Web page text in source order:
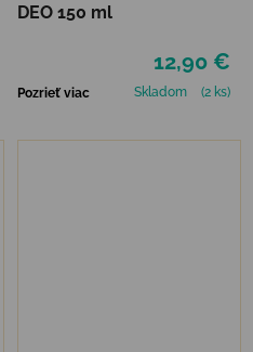
DEO 150 ml
12,90 €
Pozrieť viac Skladom (2 ks)